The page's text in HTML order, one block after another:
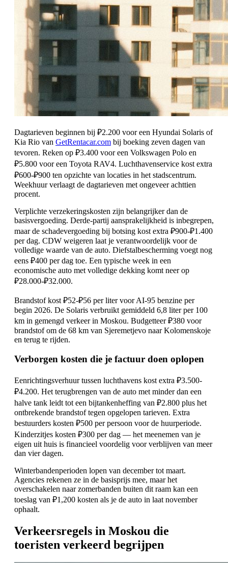
Dagtarieven beginnen bij ₽2.200 voor een Hyundai Solaris of
Kia Rio van GetRentacar.com bij boeking zeven dagen van
tevoren. Reken op ₽3.400 voor een Volkswagen Polo en
₽5.800 voor een Toyota RAV4. Luchthavenservice kost extra
₽600-₽900 ten opzichte van locaties in het stadscentrum.
Weekhuur verlaagt de dagtarieven met ongeveer achttien
procent.
Verplichte verzekeringskosten zijn belangrijker dan de
basisvergoeding. Derde-partij aansprakelijkheid is inbegrepen,
maar de schadevergoeding bij botsing kost extra ₽900-₽1.400
per dag. CDW weigeren laat je verantwoordelijk voor de
volledige waarde van de auto. Diefstalbescherming voegt nog
eens ₽400 per dag toe. Een typische week in een
economische auto met volledige dekking komt neer op
₽28.000-₽32.000.
Brandstof kost ₽52-₽56 per liter voor AI-95 benzine per
begin 2026. De Solaris verbruikt gemiddeld 6,8 liter per 100
km in gemengd verkeer in Moskou. Budgetteer ₽380 voor
brandstof om de 68 km van Sjeremetjevo naar Kolomenskoje
en terug te rijden.
Verborgen kosten die je factuur doen oplopen
Eenrichtingsverhuur tussen luchthavens kost extra ₽3.500-
₽4.200. Het terugbrengen van de auto met minder dan een
halve tank leidt tot een bijtankenheffing van ₽2.800 plus het
ontbrekende brandstof tegen opgelopen tarieven. Extra
bestuurders kosten ₽500 per persoon voor de huurperiode.
Kinderzitjes kosten ₽300 per dag — het meenemen van je
eigen uit huis is financieel voordelig voor verblijven van meer
dan vier dagen.
Winterbandenperioden lopen van december tot maart.
Agencies rekenen ze in de basisprijs mee, maar het
overschakelen naar zomerbanden buiten dit raam kan een
toeslag van ₽1,200 kosten als je de auto in laat november
ophaalt.
Verkeersregels in Moskou die
toeristen verkeerd begrijpen